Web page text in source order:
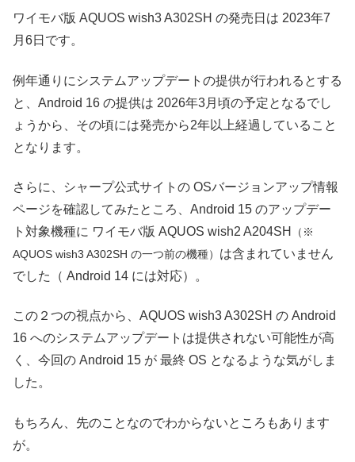
ワイモバ版 AQUOS wish3 A302SH の発売日は 2023年7
月6日です。
例年通りにシステムアップデートの提供が行われるとする
と、Android 16 の提供は 2026年3月頃の予定となるでし
ょうから、その頃には発売から2年以上経過していること
となります。
さらに、シャープ公式サイトの OSバージョンアップ情報
ページを確認してみたところ、Android 15 のアップデー
ト対象機種に ワイモバ版 AQUOS wish2 A204SH
（※
AQUOS wish3 A302SH の一つ前の機種） は含まれていません
でした（ Android 14 には対応）。
この２つの視点から、AQUOS wish3 A302SH の Android
16 へのシステムアップデートは提供されない可能性が高
く、今回の Android 15 が 最終 OS となるような気がしま
した。
もちろん、先のことなのでわからないところもあります
が。